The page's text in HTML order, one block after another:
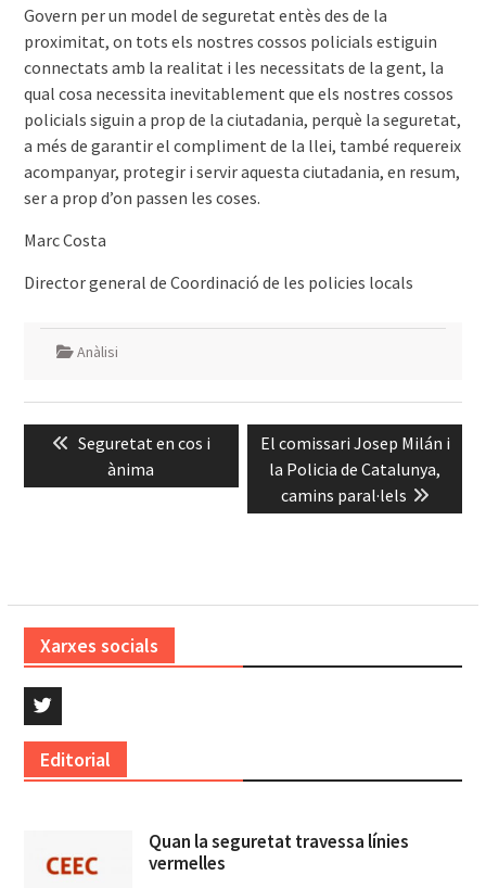
Govern per un model de seguretat entès des de la
proximitat, on tots els nostres cossos policials estiguin
connectats amb la realitat i les necessitats de la gent, la
qual cosa necessita inevitablement que els nostres cossos
policials siguin a prop de la ciutadania, perquè la seguretat,
a més de garantir el compliment de la llei, també requereix
acompanyar, protegir i servir aquesta ciutadania, en resum,
ser a prop d’on passen les coses.
Marc Costa
Director general de Coordinació de les policies locals
Anàlisi
d'entrades
Previous
post:
Seguretat en cos i
ànima
Next
post:
El comissari Josep Milán i
la Policia de Catalunya,
camins paral·lels
Xarxes socials
Editorial
Quan la seguretat travessa línies
vermelles